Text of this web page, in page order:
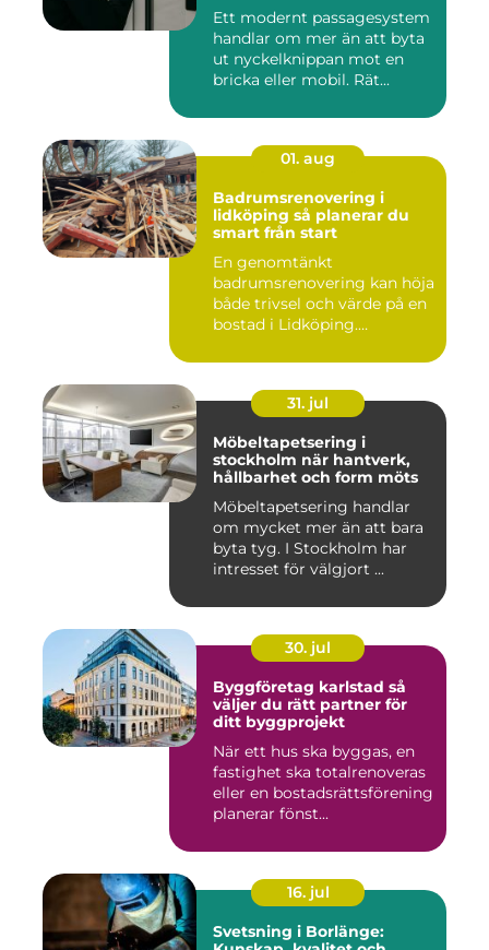
Ett modernt passagesystem
handlar om mer än att byta
ut nyckelknippan mot en
bricka eller mobil. Rät...
01. aug
Badrumsrenovering i
lidköping så planerar du
smart från start
En genomtänkt
badrumsrenovering kan höja
både trivsel och värde på en
bostad i Lidköping.
31. jul
Möbeltapetsering i
stockholm när hantverk,
hållbarhet och form möts
Möbeltapetsering handlar
om mycket mer än att bara
byta tyg. I Stockholm har
intresset för välgjort ...
30. jul
Byggföretag karlstad så
väljer du rätt partner för
ditt byggprojekt
När ett hus ska byggas, en
fastighet ska totalrenoveras
eller en bostadsrättsförening
planerar fönst...
16. jul
Svetsning i Borlänge: